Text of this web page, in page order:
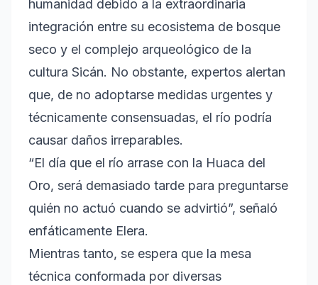
humanidad debido a la extraordinaria
integración entre su ecosistema de bosque
seco y el complejo arqueológico de la
cultura Sicán. No obstante, expertos alertan
que, de no adoptarse medidas urgentes y
técnicamente consensuadas, el río podría
causar daños irreparables.
“El día que el río arrase con la Huaca del
Oro, será demasiado tarde para preguntarse
quién no actuó cuando se advirtió”, señaló
enfáticamente Elera.
Mientras tanto, se espera que la mesa
técnica conformada por diversas